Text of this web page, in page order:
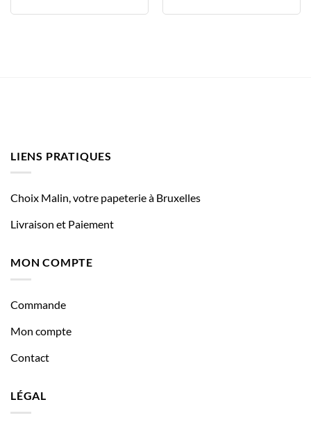
LIENS PRATIQUES
Choix Malin, votre papeterie à Bruxelles
Livraison et Paiement
MON COMPTE
Commande
Mon compte
Contact
LÉGAL